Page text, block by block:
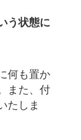
う状態に
何も置か
また、付
たしま